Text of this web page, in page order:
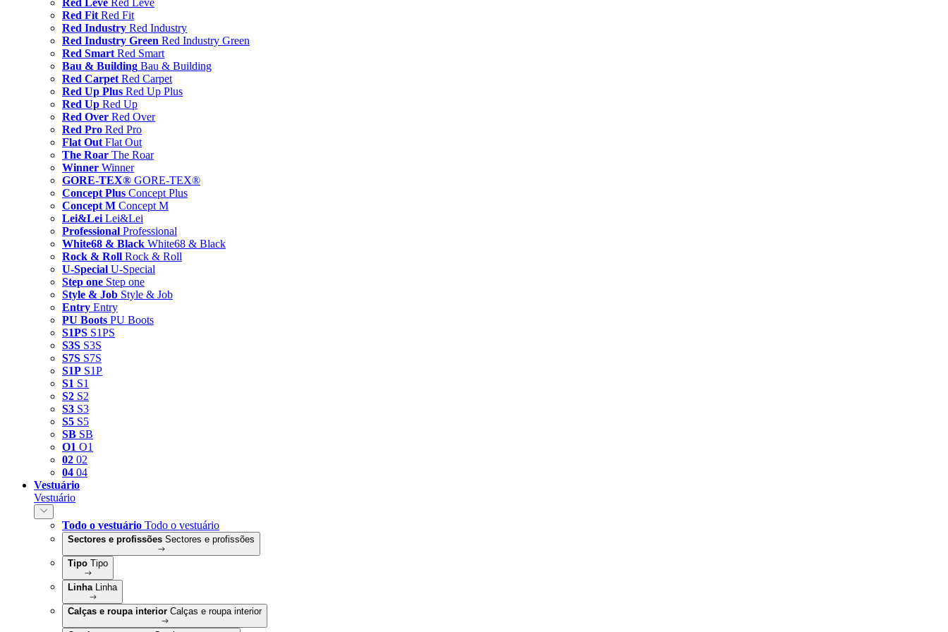
Red Fit Red Fit
Red Industry Red Industry
Red Industry Green Red Industry Green
Red Smart Red Smart
Bau & Building Bau & Building
Red Carpet Red Carpet
Red Up Plus Red Up Plus
Red Up Red Up
Red Over Red Over
Red Pro Red Pro
Flat Out Flat Out
The Roar The Roar
Winner Winner
GORE-TEX® GORE-TEX®
Concept Plus Concept Plus
Concept M Concept M
Lei&Lei Lei&Lei
Professional Professional
White68 & Black White68 & Black
Rock & Roll Rock & Roll
U-Special U-Special
Step one Step one
Style & Job Style & Job
Entry Entry
PU Boots PU Boots
S1PS S1PS
S3S S3S
S7S S7S
S1P S1P
S1 S1
S2 S2
S3 S3
S5 S5
SB SB
O1 O1
02 02
04 04
Vestuário
Vestuário
Todo o vestuário Todo o vestuário
Sectores e profissões Sectores e profissões
Tipo Tipo
Linha Linha
Calças e roupa interior Calças e roupa interior